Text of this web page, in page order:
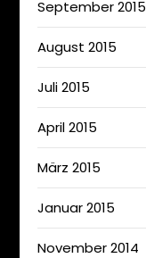
September 2015
August 2015
Juli 2015
April 2015
März 2015
Januar 2015
November 2014